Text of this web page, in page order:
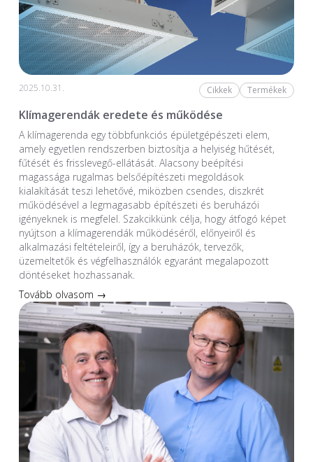
2025.10.31. Cikkek Termékek
Klímagerendák eredete és működése
A klímagerenda egy többfunkciós épületgépészeti elem,
amely egyetlen rendszerben biztosítja a helyiség hűtését,
fűtését és frisslevegő-ellátását. Alacsony beépítési
magassága rugalmas belsőépítészeti megoldások
kialakítását teszi lehetővé, miközben csendes, diszkrét
működésével a legmagasabb építészeti és beruházói
igényeknek is megfelel. Szakcikkünk célja, hogy átfogó képet
nyújtson a klímagerendák működéséről, előnyeiről és
alkalmazási feltételeiről, így a beruházók, tervezők,
üzemeltetők és végfelhasználók egyaránt megalapozott
döntéseket hozhassanak.
Tovább olvasom →